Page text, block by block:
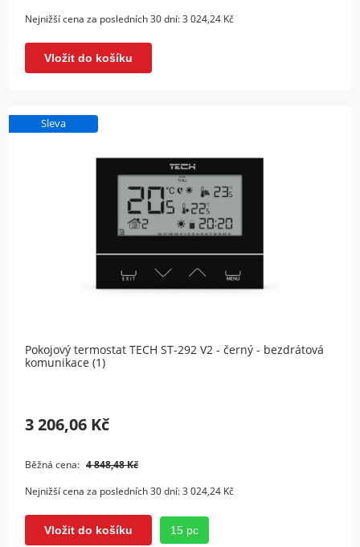
Nejnižší cena za posledních 30 dní:3 024,24 Kč
Vložit do košíku
Pokojový termostat TECH ST-292 V2 - černý - bezdrátová
komunikace (1)
3 206,06 Kč
Běžná cena: 4 848,48 Kč
Nejnižší cena za posledních 30 dní:3 024,24 Kč
Vložit do košíku 15 pc
Sleva